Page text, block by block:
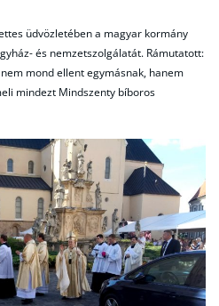
üdvözletében a magyar kormány
és nemzetszolgálatát. Rámutatott:
mond ellent egymásnak, hanem
mindezt Mindszenty bíboros